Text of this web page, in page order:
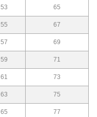
53 65
55 67
57 69
59 71
61 73
63 75
65 77